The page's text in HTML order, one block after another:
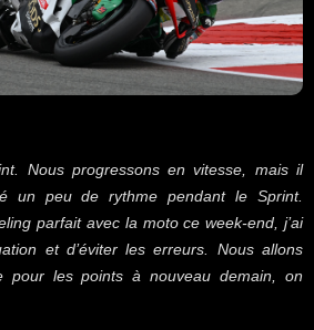
Nous progressons en vitesse, mais il
un peu de rythme pendant le Sprint.
parfait avec la moto ce week-end, j’ai
et d’éviter les erreurs. Nous allons
pour les points à nouveau demain, on